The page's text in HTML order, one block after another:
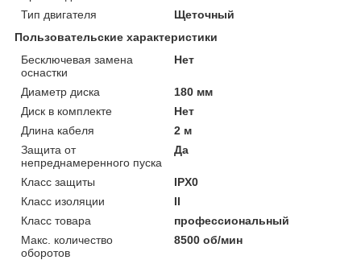
Тип двигателя
Щеточный
Пользовательские характеристики
Бесключевая замена
оснастки
Нет
Диаметр диска
180 мм
Диск в комплекте
Нет
Длина кабеля
2 м
Защита от
непреднамеренного пуска
Да
Класс защиты
IPX0
Класс изоляции
II
Класс товара
профессиональный
Макс. количество
оборотов
8500 об/мин